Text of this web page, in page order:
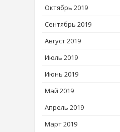
Октябрь 2019
Сентябрь 2019
Август 2019
Июль 2019
Июнь 2019
Май 2019
Апрель 2019
Март 2019